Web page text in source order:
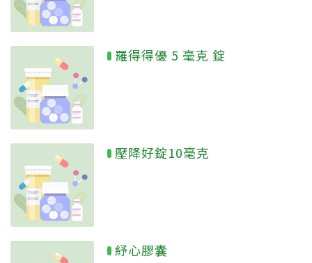
羅得得優 5 毫克 錠
壓降好錠10毫克
紓心膠囊